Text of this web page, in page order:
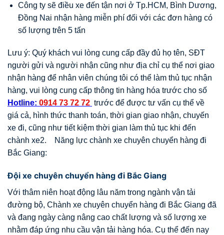
Công ty sẽ điều xe đến tận nơi ở Tp.HCM, Bình Dương,
Đồng Nai nhận hàng miễn phí đối với các đơn hàng có
số lượng trên 5 tấn
Lưu ý: Quý khách vui lòng cung cấp đầy đủ họ tên, SĐT
người gửi và người nhận cũng như địa chỉ cụ thể nơi giao
nhận hàng để nhân viên chúng tôi có thể làm thủ tục nhận
hàng, vui lòng cung cấp thông tin hàng hóa trước cho số
Hotline: 0914 73 72 72 trước để được tư vấn cụ thể về
giá cả, hình thức thanh toán, thời gian giao nhận, chuyến
xe đi, cũng như tiết kiệm thời gian làm thủ tục khi đến
chành xe2. Năng lực chành xe chuyên chuyển hàng đi
Bắc Giang:
Đội xe chuyên chuyển hàng đi Bắc Giang
Với thâm niên hoạt động lâu năm trong ngành vận tải
đường bộ, Chành xe chuyên chuyển hàng đi Bắc Giang đã
và đang ngày càng nâng cao chất lượng và số lượng xe
nhằm đáp ứng nhu cầu vận tải hàng hóa. Cụ thể đến nay